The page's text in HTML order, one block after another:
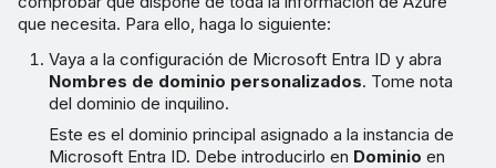
que necesita. Para ello, haga lo siguiente:
Vaya a la configuración de Microsoft Entra ID y abra
Nombres de dominio personalizados. Tome nota
del dominio de inquilino.
Este es el dominio principal asignado a la instancia de
Microsoft Entra ID. Debe introducirlo en Dominio en